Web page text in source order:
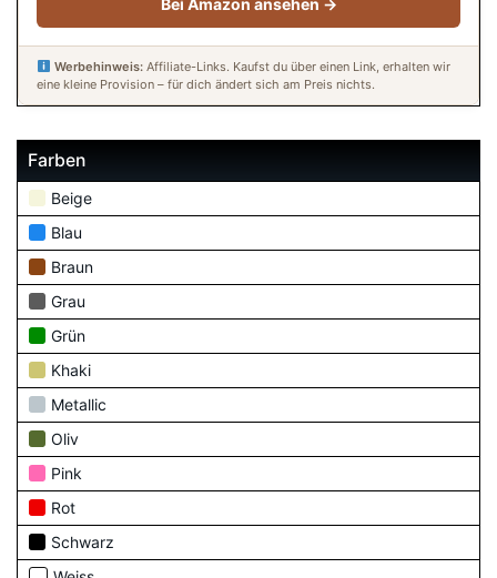
Bei Amazon ansehen →
Werbehinweis:Affiliate-Links. Kaufst du über einen Link, erhalten wir
eine kleine Provision – für dich ändert sich am Preis nichts.
Farben
Beige
Blau
Braun
Grau
Grün
Khaki
Metallic
Oliv
Pink
Rot
Schwarz